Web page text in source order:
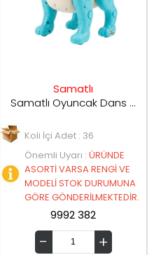
Samatlı
Samatlı Oyuncak Dans Eden Robot Köpek 111-2
Koli İçi Adet : 36
Önemli Uyarı : ÜRÜNDE
ASORTİ VARSA RENGİ VE
MODELİ STOK DURUMUNA
GÖRE GÖNDERİLMEKTEDİR.
9992 382